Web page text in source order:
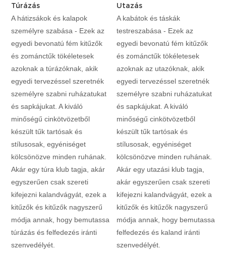
Túrázás
A hátizsákok és kalapok
személyre szabása - Ezek az
egyedi bevonatú fém kitűzők
és zománctűk tökéletesek
azoknak a túrázóknak, akik
egyedi tervezéssel szeretnék
személyre szabni ruházatukat
és sapkájukat. A kiváló
minőségű cinkötvözetből
készült tűk tartósak és
stílusosak, egyéniséget
kölcsönözve minden ruhának.
Akár egy túra klub tagja, akár
egyszerűen csak szereti
kifejezni kalandvágyát, ezek a
kitűzők és kitűzők nagyszerű
módja annak, hogy bemutassa
túrázás és felfedezés iránti
szenvedélyét.
Utazás
A kabátok és táskák
testreszabása - Ezek az
egyedi bevonatú fém kitűzők
és zománctűk tökéletesek
azoknak az utazóknak, akik
egyedi tervezéssel szeretnék
személyre szabni ruházatukat
és sapkájukat. A kiváló
minőségű cinkötvözetből
készült tűk tartósak és
stílusosak, egyéniséget
kölcsönözve minden ruhának.
Akár egy utazási klub tagja,
akár egyszerűen csak szereti
kifejezni kalandvágyát, ezek a
kitűzők és kitűzők nagyszerű
módja annak, hogy bemutassa
felfedezés és kaland iránti
szenvedélyét.